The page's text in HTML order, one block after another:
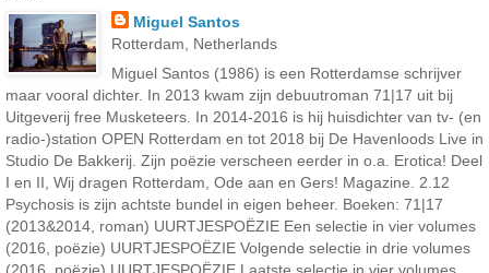
Miguel Santos
Rotterdam, Netherlands
Miguel Santos (1986) is een Rotterdamse schrijver
maar vooral dichter. In 2013 kwam zijn debuutroman 71|17 uit bij
Uitgeverij free Musketeers. In 2014-2016 is hij huisdichter van tv- (en
radio-)station OPEN Rotterdam en tot 2018 bij De Havenloods Live in
Studio De Bakkerij. Zijn poëzie verscheen eerder in o.a. Erotica! Deel
I en II, Wij dragen Rotterdam, Ode aan en Gers! Magazine. 2.12
Psychosis is zijn achtste bundel in eigen beheer. Boeken: 71|17
(2013&2014, roman) UURTJESPOËZIE Een selectie in vier volumes
(2016, poëzie) UURTJESPOËZIE Volgende selectie in drie volumes